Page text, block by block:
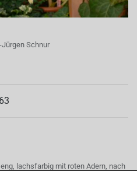
Jürgen Schnur
lachsfarbig mit roten Adern, nach